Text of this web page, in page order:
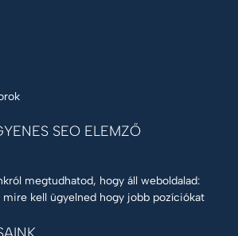
SEO ELEMZŐ
megtudhatod, hogy áll weboldalad:
kell ügyelned hogy jobb pozíciókat